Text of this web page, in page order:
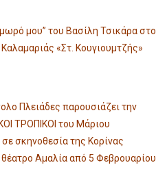
μου” του Βασίλη Τσικάρα στο
«Στ. Κουγιουμτζής»
Πλειάδες παρουσιάζει την
ΤΡΟΠΙΚΟΙ του Μάριου
σκηνοθεσία της Κορίνας
θέατρο Αμαλία από 5 Φεβρουαρίου